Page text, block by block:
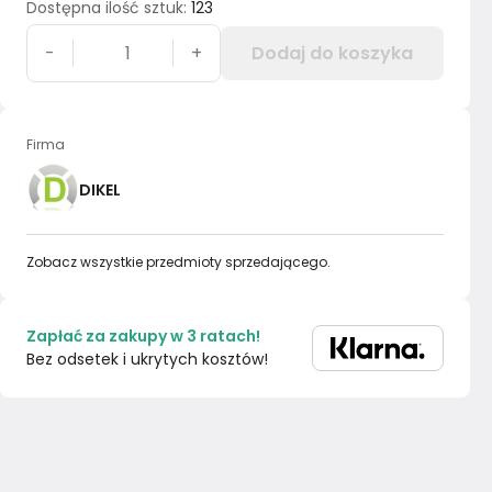
Dostępna ilość sztuk: 123
- + Dodaj do koszyka
Firma
DIKEL
Zobacz wszystkie przedmioty sprzedającego.
Zapłać za zakupy w 3 ratach!
Bez odsetek i ukrytych kosztów!